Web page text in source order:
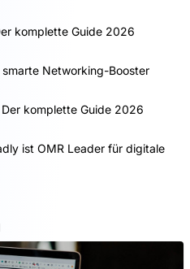
komplette Guide 2026
Networking-Booster
komplette Guide 2026
ist OMR Leader für digitale